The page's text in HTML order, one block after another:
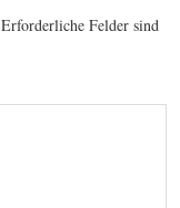
Erforderliche Felder sind